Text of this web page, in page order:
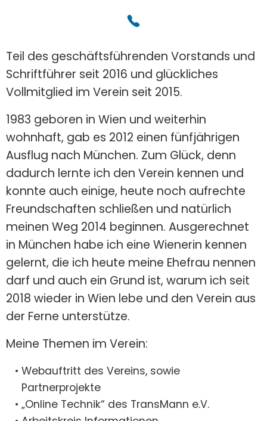
Teil des geschäftsführenden Vorstands und
Schriftführer seit 2016 und glückliches
Vollmitglied im Verein seit 2015.
1983 geboren in Wien und weiterhin
wohnhaft, gab es 2012 einen fünfjährigen
Ausflug nach München. Zum Glück, denn
dadurch lernte ich den Verein kennen und
konnte auch einige, heute noch aufrechte
Freundschaften schließen und natürlich
meinen Weg 2014 beginnen. Ausgerechnet
in München habe ich eine Wienerin kennen
gelernt, die ich heute meine Ehefrau nennen
darf und auch ein Grund ist, warum ich seit
2018 wieder in Wien lebe und den Verein aus
der Ferne unterstütze.
Meine Themen im Verein:
Webauftritt des Vereins, sowie
Partnerprojekte
„Online Technik“ des TransMann e.V.